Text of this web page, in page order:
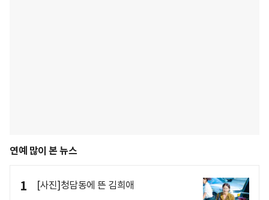
연예 많이 본 뉴스
1 [사진]청담동에 뜬 김희애